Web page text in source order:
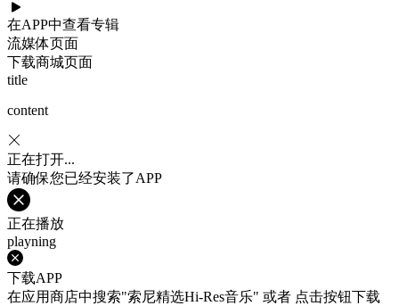
在APP中查看专辑
流媒体页面
下载商城页面
title
content
正在打开...
请确保您已经安装了APP
正在播放
playning
下载APP
在应用商店中搜索"索尼精选Hi-Res音乐" 或者 点击按钮下载